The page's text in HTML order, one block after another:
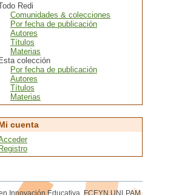
Redi
Comunidades & colecciones
Por fecha de publicación
Autores
Títulos
Materias
colección
Por fecha de publicación
Autores
Títulos
Materias
cuenta
Innovación Educativa. FCEYN UNLPAM